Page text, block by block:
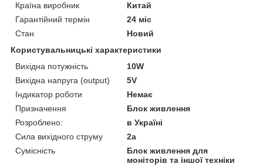
Країна виробник
Китай
Гарантійний термін
24 міс
Стан
Новий
Користувальницькі характеристики
Вихідна потужність
10W
Вихідна напруга (output)
5V
Індикатор роботи
Немає
Призначення
Блок живлення
Розроблено:
в Україні
Сила вихідного струму
2a
Сумісність
Блок живлення для
моніторів та іншої техніки